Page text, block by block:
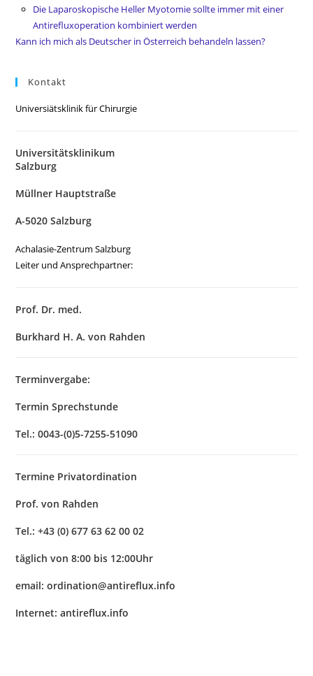
Die Laparoskopische Heller Myotomie sollte immer mit einer
Antirefluxoperation kombiniert werden
Kann ich mich als Deutscher in Österreich behandeln lassen?
Kontakt
Universiätsklinik für Chirurgie
Universitätsklinikum
Salzburg
Müllner Hauptstraße
A-5020 Salzburg
Achalasie-Zentrum Salzburg
Leiter und Ansprechpartner:
Prof. Dr. med.
Burkhard H. A. von Rahden
Terminvergabe:
Termin Sprechstunde
Tel.: 0043-(0)5-7255-51090
Termine Privatordination
Prof. von Rahden
Tel.: +43 (0) 677 63 62 00 02
täglich von 8:00 bis 12:00Uhr
email: ordination@antireflux.info
Internet: antireflux.info